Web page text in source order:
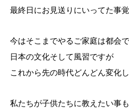
最終日にお見送りにいってた事
今はそこまでやるご家庭は都会
日本の文化そして風習ですが
これから先の時代どんどん変化
私たちが子供たちに教えたい事も